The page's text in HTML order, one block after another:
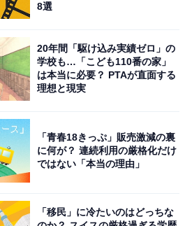
8選
20年間「駆け込み実績ゼロ」の
学校も…「こども110番の家」
は本当に必要？ PTAが直面する
理想と現実
「青春18きっぷ」販売激減の裏
に何が？ 連続利用の厳格化だけ
ではない「本当の理由」
「移民」に冷たいのはどっちな